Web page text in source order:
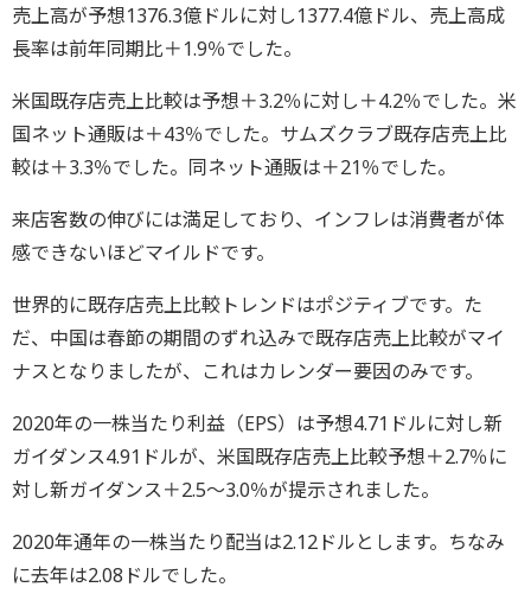
売上高が予想1376.3億ドルに対し1377.4億ドル、売上高成
長率は前年同期比＋1.9％でした。
米国既存店売上比較は予想＋3.2％に対し＋4.2％でした。米
国ネット通販は＋43％でした。サムズクラブ既存店売上比
較は＋3.3％でした。同ネット通販は＋21％でした。
来店客数の伸びには満足しており、インフレは消費者が体
感できないほどマイルドです。
世界的に既存店売上比較トレンドはポジティブです。た
だ、中国は春節の期間のずれ込みで既存店売上比較がマイ
ナスとなりましたが、これはカレンダー要因のみです。
2020年の一株当たり利益（EPS）は予想4.71ドルに対し新
ガイダンス4.91ドルが、米国既存店売上比較予想＋2.7％に
対し新ガイダンス＋2.5～3.0％が提示されました。
2020年通年の一株当たり配当は2.12ドルとします。ちなみ
に去年は2.08ドルでした。